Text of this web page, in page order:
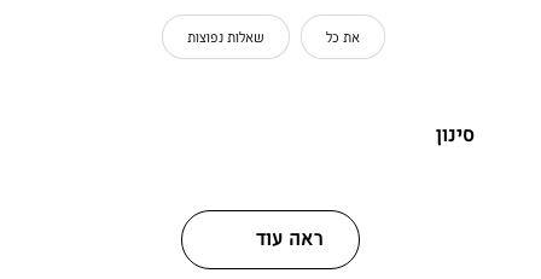
את כל שאלות נפוצות
סינון
ראה עוד